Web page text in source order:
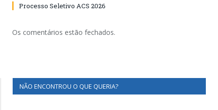
Processo Seletivo ACS 2026
Os comentários estão fechados.
NÃO ENCONTROU O QUE QUERIA?